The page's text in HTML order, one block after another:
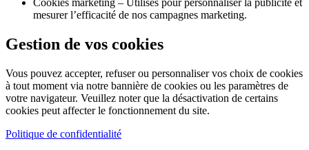
Cookies marketing – Utilisés pour personnaliser la publicité et
mesurer l’efficacité de nos campagnes marketing.
Gestion de vos cookies
Vous pouvez accepter, refuser ou personnaliser vos choix de cookies
à tout moment via notre bannière de cookies ou les paramètres de
votre navigateur. Veuillez noter que la désactivation de certains
cookies peut affecter le fonctionnement du site.
Politique de confidentialité